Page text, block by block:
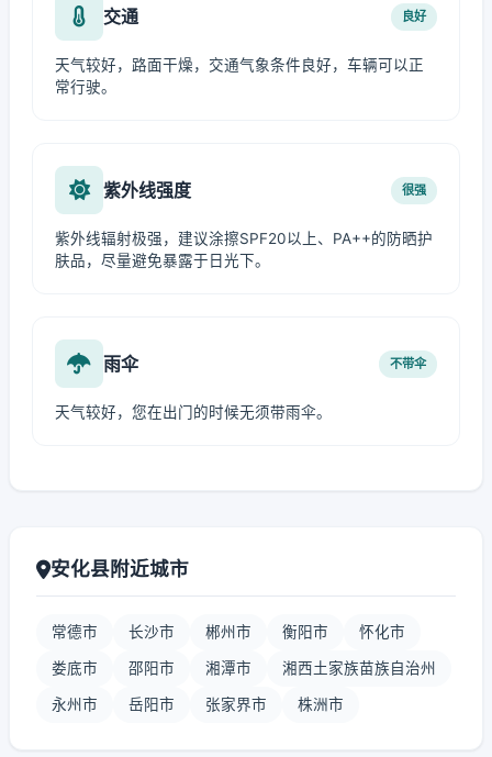
交通 良好
天气较好，路面干燥，交通气象条件良好，车辆可以正
常行驶。
紫外线强度 很强
紫外线辐射极强，建议涂擦SPF20以上、PA++的防晒护
肤品，尽量避免暴露于日光下。
雨伞 不带伞
天气较好，您在出门的时候无须带雨伞。
安化县附近城市
常德市 长沙市 郴州市 衡阳市 怀化市
娄底市 邵阳市 湘潭市 湘西土家族苗族自治州
永州市 岳阳市 张家界市 株洲市